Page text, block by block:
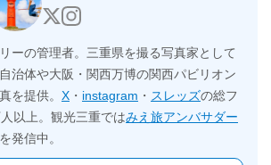
ーの管理者。三重県を撮る写真家として
治体や大阪・関西万博の関西パビリオン
を提供。 X ・ instagram ・ スレッズの総フ
以上。観光三重ではみえ旅アンバサダー
発信中。